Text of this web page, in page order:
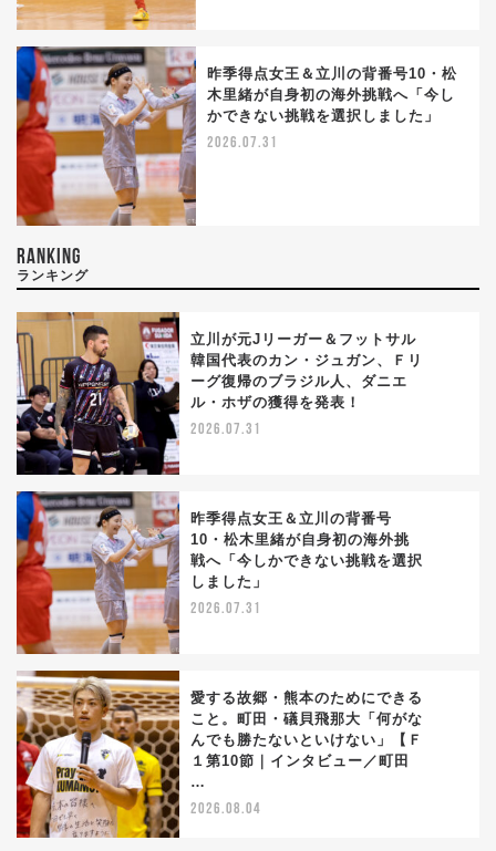
昨季得点女王＆立川の背番号10・松
木里緒が自身初の海外挑戦へ「今し
かできない挑戦を選択しました」
2026.07.31
RANKING
ランキング
立川が元Jリーガー＆フットサル
韓国代表のカン・ジュガン、Ｆリ
ーグ復帰のブラジル人、ダニエ
ル・ホザの獲得を発表！
2026.07.31
昨季得点女王＆立川の背番号
10・松木里緒が自身初の海外挑
戦へ「今しかできない挑戦を選択
しました」
2026.07.31
愛する故郷・熊本のためにできる
こと。町田・礒貝飛那大「何がな
んでも勝たないといけない」【Ｆ
１第10節｜インタビュー／町田
…
2026.08.04